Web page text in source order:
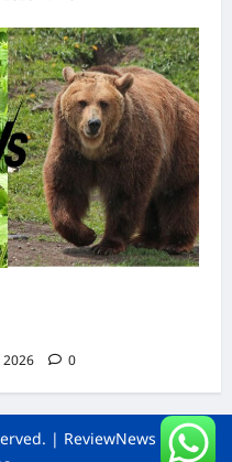
2026 0
| ReviewNews by AF